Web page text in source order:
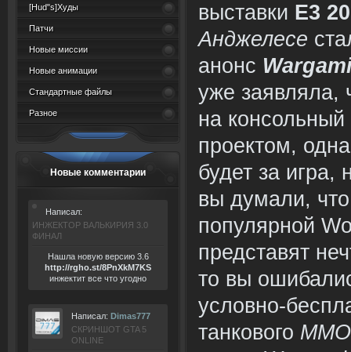
[Hud"s]Худы
Патчи
Новые миссии
Новые анимации
Стандартные файлы
Разное
Новые комментарии
Написал:
ИНЖЕКТОР ВАЛЬКИРИЯ 3.0
ФИНАЛ
Нашла новую версию 3.6
http://rgho.st/8PnXkM7KS
инжектит все что угодно
Написал: Dimas777
СКРИНШОТ GTA 5
ONLINE
выставки Е3
Анджелесе
анонс
уже заявляла,
на
проектом,
будет за игра,
вы думали,
популярной
представят
то вы
условно-
танкового